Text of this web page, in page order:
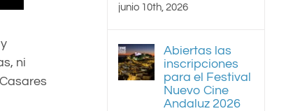
ni
junio 10th, 2026
Abiertas las
inscripciones
para el Festival
Nuevo Cine
Andaluz 2026